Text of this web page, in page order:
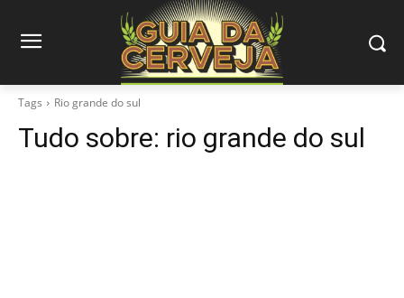
Tags Rio grande do sul
Tudo sobre: rio grande do sul